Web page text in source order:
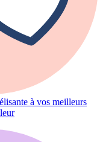
à vos meilleurs